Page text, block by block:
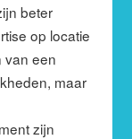
beter
op locatie
van een
maar
zijn